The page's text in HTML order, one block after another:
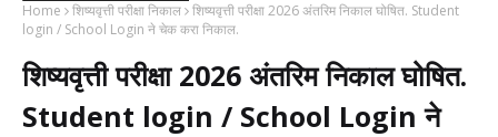
Home शिष्यवृत्ती परीक्षा निकाल शिष्यवृत्ती परीक्षा 2026 अंतरिम निकाल घोषित. Student
login / School Login ने चेक करा निकाल.
शिष्यवृत्ती परीक्षा 2026 अंतरिम निकाल घोषित.
Student login / School Login ने